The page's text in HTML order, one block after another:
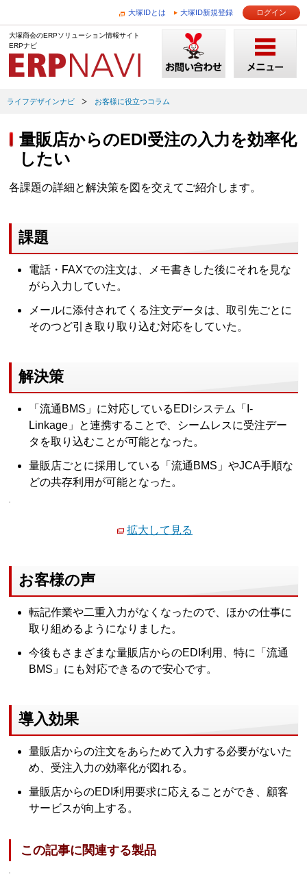
大塚IDとは 大塚ID新規登録 ログイン
大塚商会のERPソリューション情報サイト
ERPナビ
ライフデザインナビ お客様に役立つコラム
量販店からのEDI受注の入力を効率化
したい
各課題の詳細と解決策を図を交えてご紹介します。
課題
電話・FAXでの注文は、メモ書きした後にそれを見な
がら入力していた。
メールに添付されてくる注文データは、取引先ごとに
そのつど引き取り取り込む対応をしていた。
解決策
「流通BMS」に対応しているEDIシステム「I-
Linkage」と連携することで、シームレスに受注デー
タを取り込むことが可能となった。
量販店ごとに採用している「流通BMS」やJCA手順な
どの共存利用が可能となった。
拡大して見る
お客様の声
転記作業や二重入力がなくなったので、ほかの仕事に
取り組めるようになりました。
今後もさまざまな量販店からのEDI利用、特に「流通
BMS」にも対応できるので安心です。
導入効果
量販店からの注文をあらためて入力する必要がないた
め、受注入力の効率化が図れる。
量販店からのEDI利用要求に応えることができ、顧客
サービスが向上する。
この記事に関連する製品